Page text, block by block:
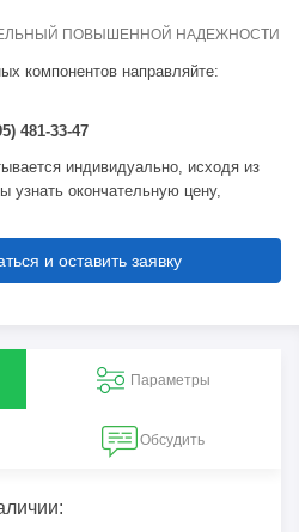
ПОВЫШЕННОЙ НАДЕЖНОСТИ
компонентов направляйте:
481-33-47
индивидуально, исходя из
узнать окончательную цену,
и оставить заявку
Параметры
Обсудить